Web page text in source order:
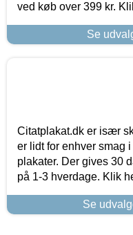
ved køb over 399 kr.
Se
Citatplakat.dk er især
er lidt for enhver smag
plakater. Der gives 30
på 1-3 hverdage. Klik
Se